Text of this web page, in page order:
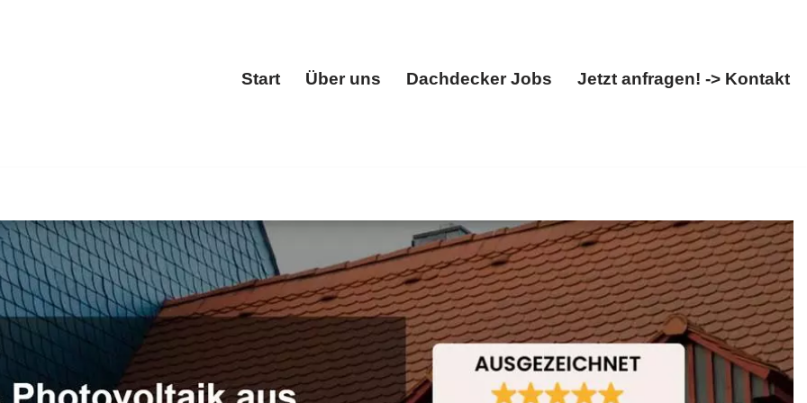
Start Über uns Dachdecker Jobs Jetzt anfragen! -> Kontakt
Dachgauben, Dacheindeckung, Dachstuhl erkunden. Finden Sie ✓Dachdecker, ✓Dacheindeckung,
bei BOHN, Ihr Dachdeckermeister. Besuchen Sie uns ✉.